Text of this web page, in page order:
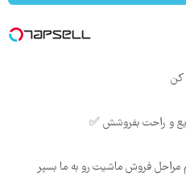
و راحت بفروشش ✅
فروش ماشیت رو به ما بسپر